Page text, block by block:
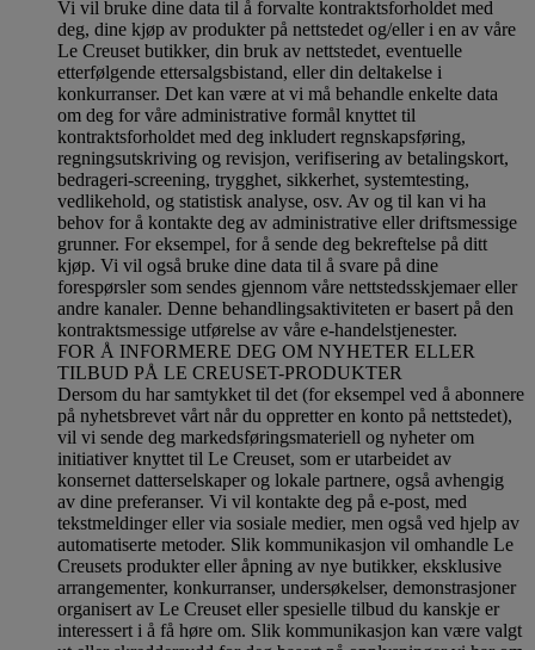
Vi vil bruke dine data til å forvalte kontraktsforholdet med
deg, dine kjøp av produkter på nettstedet og/eller i en av våre
Le Creuset butikker, din bruk av nettstedet, eventuelle
etterfølgende ettersalgsbistand, eller din deltakelse i
konkurranser. Det kan være at vi må behandle enkelte data
om deg for våre administrative formål knyttet til
kontraktsforholdet med deg inkludert regnskapsføring,
regningsutskriving og revisjon, verifisering av betalingskort,
bedrageri-screening, trygghet, sikkerhet, systemtesting,
vedlikehold, og statistisk analyse, osv. Av og til kan vi ha
behov for å kontakte deg av administrative eller driftsmessige
grunner. For eksempel, for å sende deg bekreftelse på ditt
kjøp. Vi vil også bruke dine data til å svare på dine
forespørsler som sendes gjennom våre nettstedsskjemaer eller
andre kanaler. Denne behandlingsaktiviteten er basert på den
kontraktsmessige utførelse av våre e-handelstjenester.
FOR Å INFORMERE DEG OM NYHETER ELLER
TILBUD PÅ LE CREUSET-PRODUKTER
Dersom du har samtykket til det (for eksempel ved å abonnere
på nyhetsbrevet vårt når du oppretter en konto på nettstedet),
vil vi sende deg markedsføringsmateriell og nyheter om
initiativer knyttet til Le Creuset, som er utarbeidet av
konsernet datterselskaper og lokale partnere, også avhengig
av dine preferanser. Vi vil kontakte deg på e-post, med
tekstmeldinger eller via sosiale medier, men også ved hjelp av
automatiserte metoder. Slik kommunikasjon vil omhandle Le
Creusets produkter eller åpning av nye butikker, eksklusive
arrangementer, konkurranser, undersøkelser, demonstrasjoner
organisert av Le Creuset eller spesielle tilbud du kanskje er
interessert i å få høre om. Slik kommunikasjon kan være valgt